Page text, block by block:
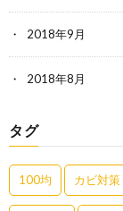
2018年9月
2018年8月
タグ
100均 カビ対策